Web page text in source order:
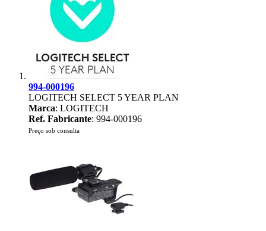
994-000196
LOGITECH SELECT 5 YEAR PLAN
Marca: LOGITECH
Ref. Fabricante: 994-000196
Preço sob consulta